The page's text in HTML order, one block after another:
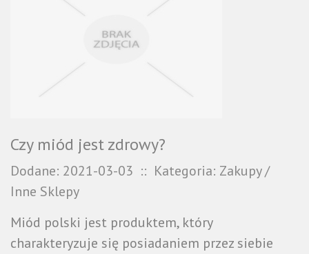
Czy miód jest zdrowy?
Dodane: 2021-03-03 :: Kategoria: Zakupy /
Inne Sklepy
Miód polski jest produktem, który
charakteryzuje się posiadaniem przez siebie